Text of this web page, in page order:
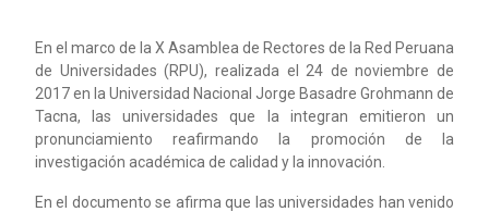
En el marco de la X Asamblea de Rectores de la Red Peruana
de Universidades (RPU), realizada el 24 de noviembre de
2017 en la Universidad Nacional Jorge Basadre Grohmann de
Tacna, las universidades que la integran emitieron un
pronunciamiento reafirmando la promoción de la
investigación académica de calidad y la innovación.
En el documento se afirma que las universidades han venido